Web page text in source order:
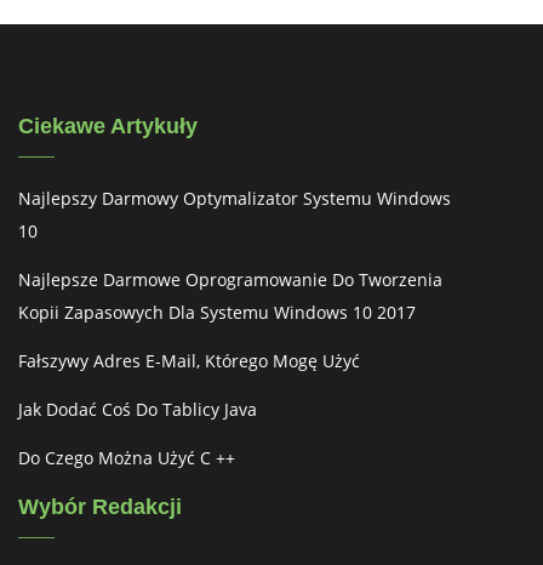
Ciekawe Artykuły
Najlepszy Darmowy Optymalizator Systemu Windows
10
Najlepsze Darmowe Oprogramowanie Do Tworzenia
Kopii Zapasowych Dla Systemu Windows 10 2017
Fałszywy Adres E-Mail, Którego Mogę Użyć
Jak Dodać Coś Do Tablicy Java
Do Czego Można Użyć C ++
Wybór Redakcji